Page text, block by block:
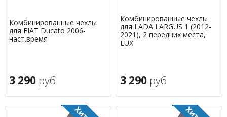
Комбинированные чехлы
для FIAT Ducato 2006-
наст.время
3 290 руб
Комбинированные чехлы
для LADA LARGUS 1 (2012-
2021), 2 передних места,
LUX
3 290 руб